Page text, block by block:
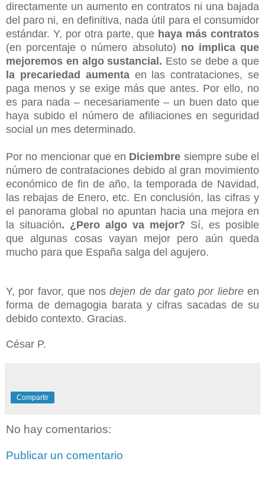
directamente un aumento en contratos ni una bajada
del paro ni, en definitiva, nada útil para el consumidor
estándar. Y, por otra parte, que haya más contratos
(en porcentaje o número absoluto) no implica que
mejoremos en algo sustancial. Esto se debe a que
la precariedad aumenta en las contrataciones, se
paga menos y se exige más que antes. Por ello, no
es para nada – necesariamente – un buen dato que
haya subido el número de afiliaciones en seguridad
social un mes determinado.
Por no mencionar que en Diciembre siempre sube el
número de contrataciones debido al gran movimiento
económico de fin de año, la temporada de Navidad,
las rebajas de Enero, etc. En conclusión, las cifras y
el panorama global no apuntan hacia una mejora en
la situación. ¿Pero algo va mejor? Sí, es posible
que algunas cosas vayan mejor pero aún queda
mucho para que España salga del agujero.
Y, por favor, que nosdejen de dar gato por liebreen
forma de demagogia barata y cifras sacadas de su
debido contexto. Gracias.
César P.
Compartir
No hay comentarios:
Publicar un comentario